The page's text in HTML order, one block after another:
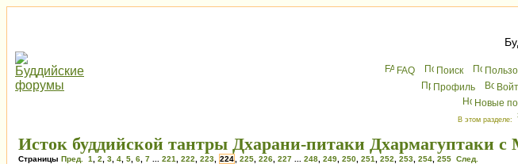
FAQ Поиск
Профиль
Новые
В этом разделе:
Исток буддийской тантры Дхарани-питаки Дхармагуптаки
Страницы Пред. 1 2 3 4 5 6 7 221 222 223 224 225 226 227 248 249 250 251 252 253 254 255 След.